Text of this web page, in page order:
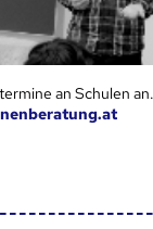
an Schulen